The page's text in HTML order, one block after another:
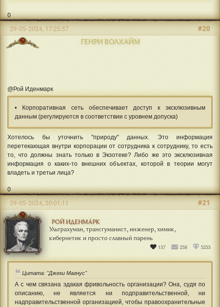
0
ГЕНРИ ВОЛХАЙМ
#20
29-05-2024, 17:25:37
@Рой Иденмарк
• Корпоративная сеть обеспечивает доступ к эксклюзивным
данным (регулируются в соответствии с уровнем допуска)
Хотелось бы уточнить "природу" данных. Это информация
перетекающая внутри корпорации от сотрудника к сотруднику, то есть
то, что должны знать только в Экзотеке? Либо же это эксклюзивная
информация о каких-то внешних объектах, которой в теории могут
владеть и третьи лица?
0
РОЙ ИДЕНМÁРК
Ультрахуман, трансгуманист, инженер, химик,
кибернетик и просто славный парень
157 258 5255
#21
29-05-2024, 20:01:11
Цитата: "Джеки Магнус"
А с чем связана эдакая фривольность организации? Она, судя по
описанию, не является ни подправительственной, ни
надправительственной организацией, чтобы правоохранительные